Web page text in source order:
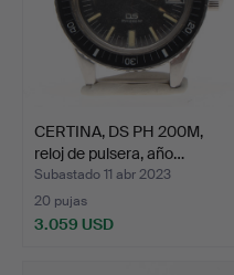
CERTINA, DS PH 200M,
reloj de pulsera, año…
Subastado 11 abr 2023
20 pujas
3.059 USD